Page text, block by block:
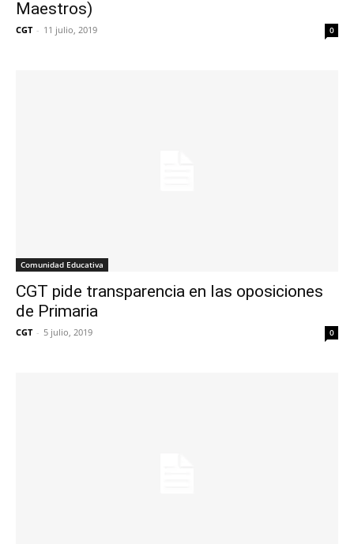
Maestros)
CGT - 11 julio, 2019 0
Comunidad Educativa
CGT pide transparencia en las oposiciones
de Primaria
CGT - 5 julio, 2019 0